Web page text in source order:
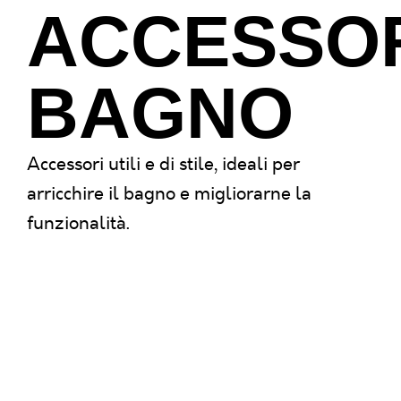
BAGNO
Accessori utili e di stile, ideali per
arricchire il bagno e migliorarne la
funzionalità.